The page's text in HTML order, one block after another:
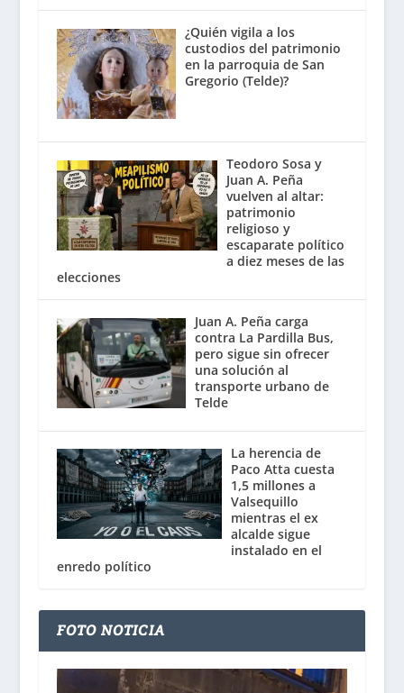
¿Quién vigila a los
custodios del patrimonio
en la parroquia de San
Gregorio (Telde)?
Teodoro Sosa y
Juan A. Peña
vuelven al altar:
patrimonio
religioso y
escaparate político
a diez meses de las
elecciones
Juan A. Peña carga
contra La Pardilla Bus,
pero sigue sin ofrecer
una solución al
transporte urbano de
Telde
La herencia de
Paco Atta cuesta
1,5 millones a
Valsequillo
mientras el ex
alcalde sigue
instalado en el
enredo político
FOTO NOTICIA